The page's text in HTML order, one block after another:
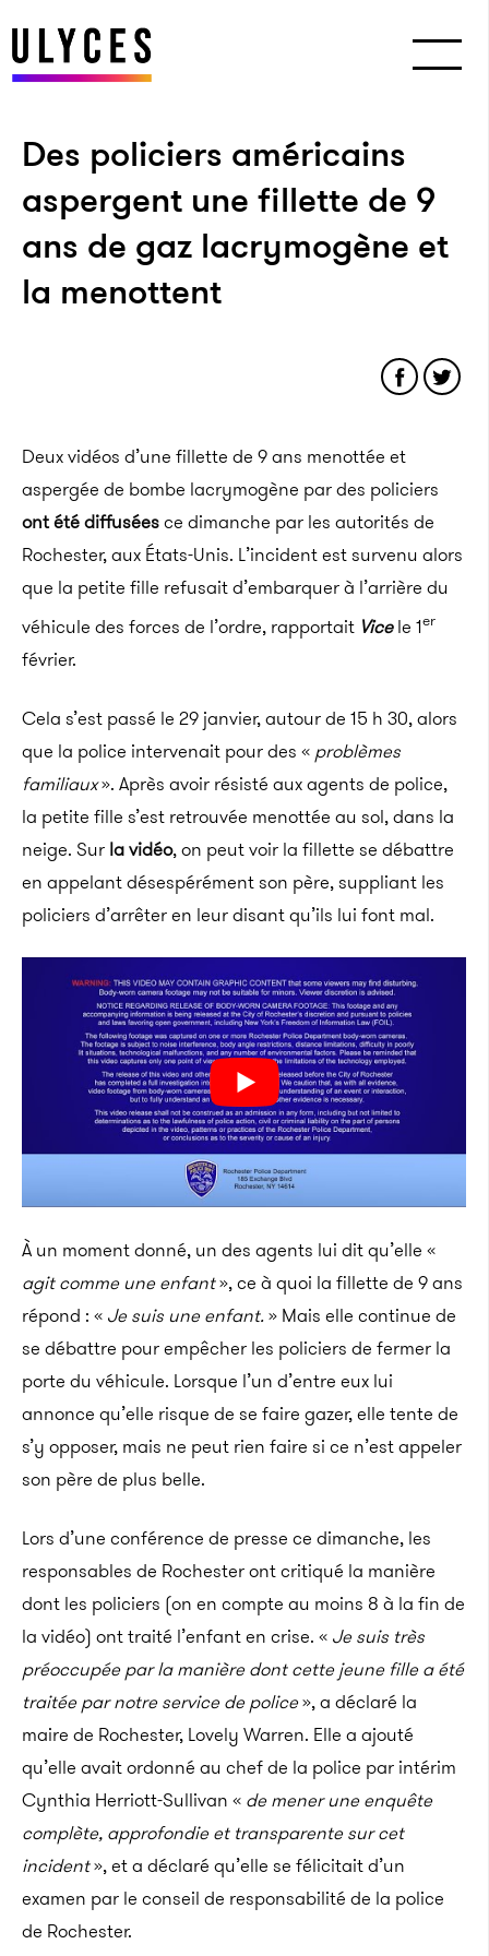
Des policiers américains
aspergent une fillette de 9
ans de gaz lacrymogène et
la menottent
Deux vidéos d’une fillette de 9 ans menottée et
aspergée de bombe lacrymogène par des policiers
ont été diffuséesce dimanche par les autorités de
Rochester, aux États-Unis. L’incident est survenu alors
que la petite fille refusait d’embarquer à l’arrière du
véhicule des forces de l’ordre, rapportait Vicele 1er
février.
Cela s’est passé le 29 janvier, autour de 15 h 30, alors
que la police intervenait pour des « problèmes
familiaux». Après avoir résisté aux agents de police,
la petite fille s’est retrouvée menottée au sol, dans la
neige. Sur la vidéo, on peut voir la fillette se débattre
en appelant désespérément son père, suppliant les
policiers d’arrêter en leur disant qu’ils lui font mal.
À un moment donné, un des agents lui dit qu’elle «
agit comme une enfant», ce à quoi la fillette de 9 ans
répond : « Je suis une enfant.» Mais elle continue de
se débattre pour empêcher les policiers de fermer la
porte du véhicule. Lorsque l’un d’entre eux lui
annonce qu’elle risque de se faire gazer, elle tente de
s’y opposer, mais ne peut rien faire si ce n’est appeler
son père de plus belle.
Lors d’une conférence de presse ce dimanche, les
responsables de Rochester ont critiqué la manière
dont les policiers (on en compte au moins 8 à la fin de
la vidéo) ont traité l’enfant en crise. « Je suis très
préoccupée par la manière dont cette jeune fille a été
traitée par notre service de police», a déclaré la
maire de Rochester, Lovely Warren. Elle a ajouté
qu’elle avait ordonné au chef de la police par intérim
Cynthia Herriott-Sullivan « de mener une enquête
complète, approfondie et transparente sur cet
incident», et a déclaré qu’elle se félicitait d’un
examen par le conseil de responsabilité de la police
de Rochester.